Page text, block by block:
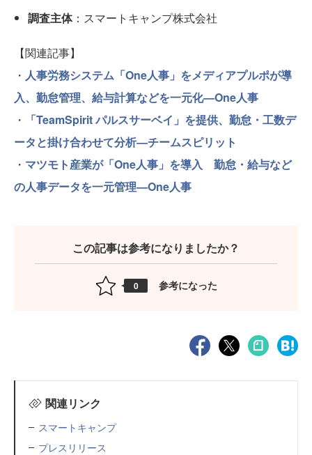
調査主体：スマートキャンプ株式会社
【関連記事】
・ 人事労務システム「One人事」をメディアプルポが導
入、勤怠管理、給与計算などを一元化—One人事
・
「TeamSpirit パルスサーベイ」を提供、勤怠・工数デ
ータと掛け合わせて分析—チームスピリット
・ マツモト産業が「One人事」を導入 勤怠・給与など
の人事データを一元管理—One人事
この記事は参考になりましたか？
0 参考になった
関連リンク
スマートキャンプ
プレスリリース